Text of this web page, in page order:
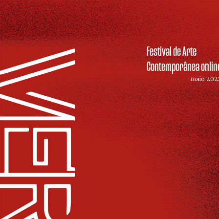
Festival de Arte
Contemporânea
maio